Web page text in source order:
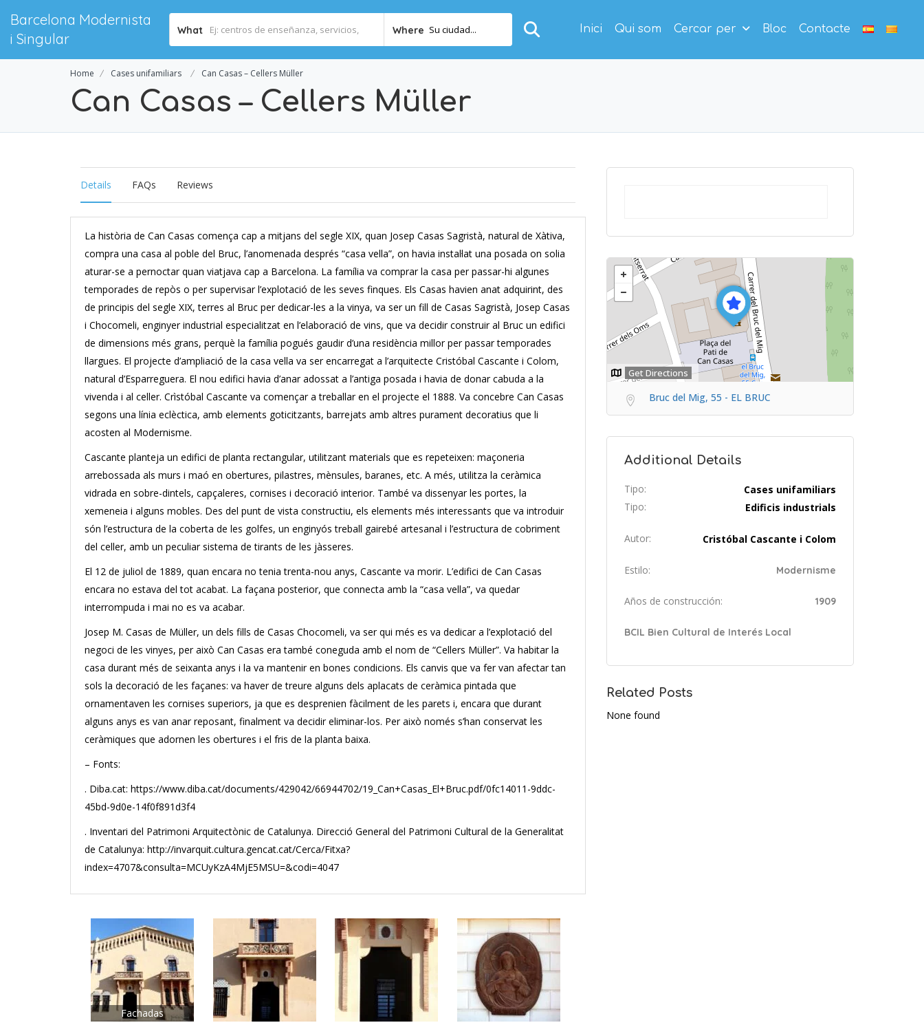
Barcelona Modernista
i Singular
What Where Su ciudad... Inici Qui som Cercar per Bloc Contacte
Home Cases unifamiliars Can Casas – Cellers Müller
Can Casas – Cellers Müller
Details FAQs Reviews
La història de Can Casas comença cap a mitjans del segle XIX, quan Josep Casas Sagristà, natural de Xàtiva,
compra una casa al poble del Bruc, l’anomenada després “casa vella”, on havia instal·lat una posada on solia
aturar-se a pernoctar quan viatjava cap a Barcelona. La família va comprar la casa per passar-hi algunes
temporades de repòs o per supervisar l’explotació de les seves finques. Els Casas havien anat adquirint, des
de principis del segle XIX, terres al Bruc per dedicar-les a la vinya, va ser un fill de Casas Sagristà, Josep Casas
i Chocomeli, enginyer industrial especialitzat en l’elaboració de vins, que va decidir construir al Bruc un edifici
de dimensions més grans, perquè la família pogués gaudir d’una residència millor per passar temporades
llargues. El projecte d’ampliació de la casa vella va ser encarregat a l’arquitecte Cristóbal Cascante i Colom,
natural d’Esparreguera. El nou edifici havia d’anar adossat a l’antiga posada i havia de donar cabuda a la
vivenda i al celler. Crìstóbal Cascante va començar a treballar en el projecte el 1888. Va concebre Can Casas
segons una línia eclèctica, amb elements goticitzants, barrejats amb altres purament decoratius que li
acosten al Modernisme.
Cascante planteja un edifici de planta rectangular, utilitzant materials que es repeteixen: maçoneria
arrebossada als murs i maó en obertures, pilastres, mènsules, baranes, etc. A més, utilitza la ceràmica
vidrada en sobre-dintels, capçaleres, cornises i decoració interior. També va dissenyar les portes, la
xemeneia i alguns mobles. Des del punt de vista constructiu, els elements més interessants que va introduir
són l’estructura de la coberta de les golfes, un enginyós treball gairebé artesanal i l’estructura de cobriment
del celler, amb un peculiar sistema de tirants de les jàsseres.
El 12 de juliol de 1889, quan encara no tenia trenta-nou anys, Cascante va morir. L’edifici de Can Casas
encara no estava del tot acabat. La façana posterior, que connecta amb la “casa vella”, va quedar
interrompuda i mai no es va acabar.
Josep M. Casas de Müller, un dels fills de Casas Chocomeli, va ser qui més es va dedicar a l’explotació del
negoci de les vinyes, per això Can Casas era també coneguda amb el nom de “Cellers Müller”. Va habitar la
casa durant més de seixanta anys i la va mantenir en bones condicions. Els canvis que va fer van afectar tan
sols la decoració de les façanes: va haver de treure alguns dels aplacats de ceràmica pintada que
ornamentaven les cornises superiors, ja que es desprenien fàcilment de les parets i, encara que durant
alguns anys es van anar reposant, finalment va decidir eliminar-los. Per això només s’han conservat les
ceràmiques que adornen les obertures i el fris de la planta baixa.
– Fonts:
. Diba.cat: https://www.diba.cat/documents/429042/66944702/19_Can+Casas_El+Bruc.pdf/0fc14011-9ddc-
45bd-9d0e-14f0f891d3f4
. Inventari del Patrimoni Arquitectònic de Catalunya. Direcció General del Patrimoni Cultural de la Generalitat
de Catalunya: http://invarquit.cultura.gencat.cat/Cerca/Fitxa?
index=4707&consulta=MCUyKzA4MjE5MSU=&codi=4047
Fachadas
Get Directions
Bruc del Mig, 55 - EL BRUC
Additional Details
Tipo:
Cases unifamiliars
Tipo:
Edificis industrials
Autor: Cristóbal Cascante i Colom
Estilo: Modernisme
Años de construcción: 1909
BCIL Bien Cultural de Interés Local
Related Posts
None found